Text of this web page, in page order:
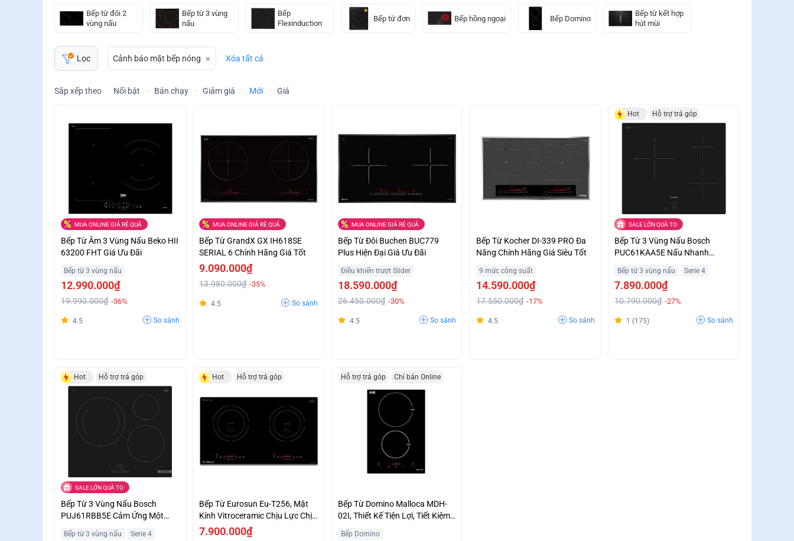
Bếp từ đôi 2
vùng nấu
Bếp từ 3 vùng
nấu
Bếp
Flexinduction
Bếp từ đơn Bếp hồng ngoại Bếp Domino
Bếp từ kết hợp
hút mùi
Lọc Cảnh báo mặt bếp nóng Xóa tất cả
Sắp xếp theo Nổi bật Bán chạy Giảm giá Mới Giá
MUA ONLINE GIÁ RẺ QUÁ
Bếp Từ Âm 3 Vùng Nấu Beko HII
63200 FHT Giá Ưu Đãi
Bếp từ 3 vùng nấu
12.990.000₫
19.990.000₫ -36%
4.5 So sánh
MUA ONLINE GIÁ RẺ QUÁ
Bếp Từ GrandX GX IH618SE
SERIAL 6 Chính Hãng Giá Tốt
9.090.000₫
13.980.000₫ -35%
4.5 So sánh
MUA ONLINE GIÁ RẺ QUÁ
Bếp Từ Đôi Buchen BUC779
Plus Hiện Đại Giá Ưu Đãi
Điều khiển trượt Slider
18.590.000₫
26.450.000₫ -30%
4.5 So sánh
Bếp Từ Kocher DI-339 PRO Đa
Năng Chính Hãng Giá Siêu Tốt
9 mức công suất
14.590.000₫
17.550.000₫ -17%
4.5 So sánh
Hot Hỗ trợ trả góp
SALE LỚN QUÀ TO
Bếp Từ 3 Vùng Nấu Bosch
PUC61KAA5E Nấu Nhanh
Bếp từ 3 vùng nấu Serie 4
7.890.000₫
10.790.000₫ -27%
1 (175) So sánh
Hot Hỗ trợ trả góp
SALE LỚN QUÀ TO
Bếp Từ 3 Vùng Nấu Bosch
PUJ61RBB5E Cảm Ứng Một
Bếp từ 3 vùng nấu Serie 4
Hot Hỗ trợ trả góp
Bếp Từ Eurosun Eu-T256, Mặt
Kính Vitroceramic Chịu Lực Chịu
Nhiệt Tốt
7.900.000₫
Hỗ trợ trả góp Chỉ bán Online
Bếp Từ Domino Malloca MDH-
02I, Thiết Kế Tiện Lợi, Tiết Kiệm
Bếp Domino